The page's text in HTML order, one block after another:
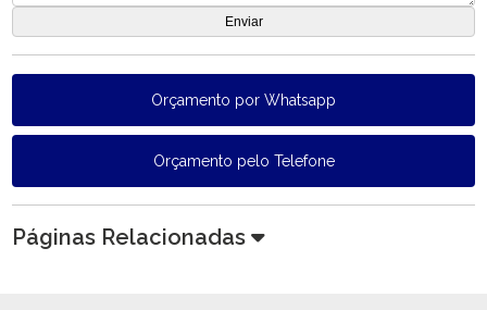
Orçamento por Whatsapp
Orçamento pelo Telefone
Páginas Relacionadas